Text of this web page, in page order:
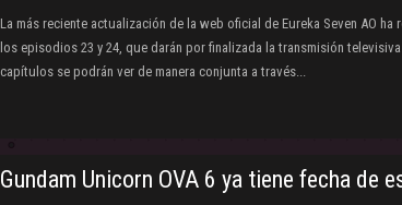
La más reciente actualización de la web oficial de Eureka Seven AO
los episodios 23 y 24, que darán por finalizada la transmisión
capítulos se podrán ver de manera conjunta a través...
Gundam Unicorn OVA 6 ya tiene fecha de